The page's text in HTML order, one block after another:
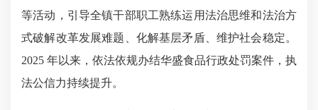
等活动，引导全镇干部职工熟练运用法治思维和法治方
式破解改革发展难题、化解基层矛盾、维护社会稳定。
2025 年以来，依法依规办结华盛食品行政处罚案件，执
法公信力持续提升。